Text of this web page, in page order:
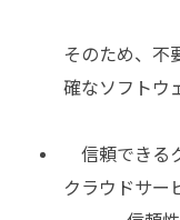
そのため、不
確なソフトウ
信頼できる
クラウドサー